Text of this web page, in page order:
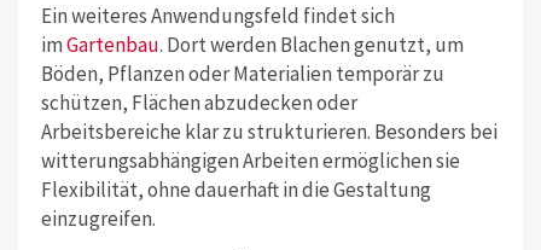
Ein weiteres Anwendungsfeld findet sich
imGartenbau. Dort werden Blachen genutzt, um
Böden, Pflanzen oder Materialien temporär zu
schützen, Flächen abzudecken oder
Arbeitsbereiche klar zu strukturieren. Besonders bei
witterungsabhängigen Arbeiten ermöglichen sie
Flexibilität, ohne dauerhaft in die Gestaltung
einzugreifen.